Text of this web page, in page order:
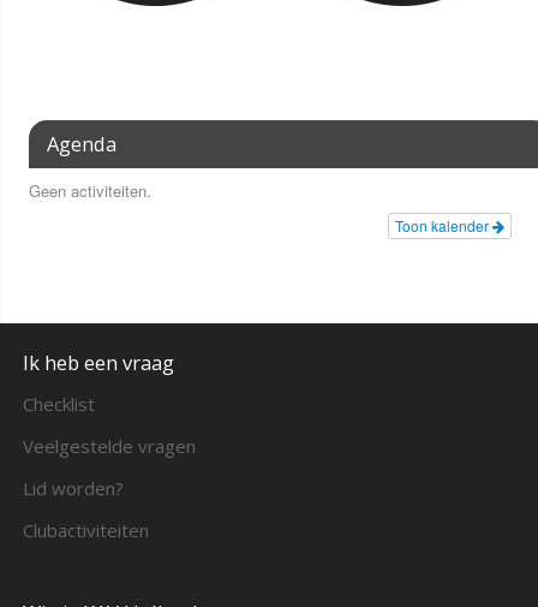
Agenda
Geen activiteiten.
Toon kalender
Ik heb een vraag
Checklist
Veelgestelde vragen
Lid worden?
Clubactiviteiten